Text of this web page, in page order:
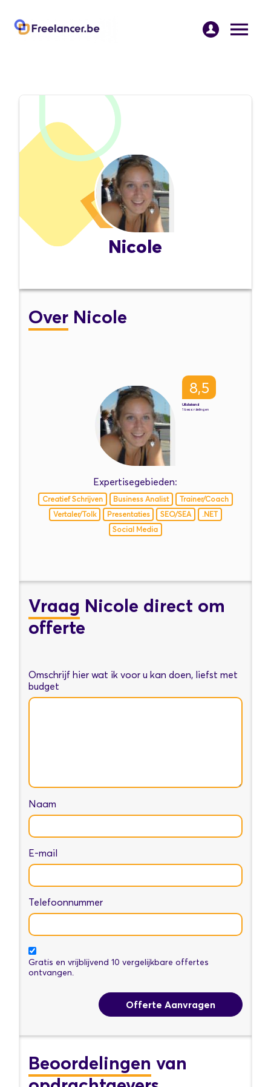
Nicole
Over Nicole
8,5
Uitstekend
1 beoordelingen
Expertisegebieden:
Creatief Schrijven Business Analist
Trainer/Coach
Vertaler/Tolk
Presentaties SEO/SEA
.NET
Social Media
Vraag Nicole direct om
offerte
Omschrijf hier wat ik voor u kan doen, liefst met
budget
Naam
E-mail
Telefoonnummer
Gratis en vrijblijvend 10 vergelijkbare offertes
ontvangen.
Offerte Aanvragen
Beoordelingen van